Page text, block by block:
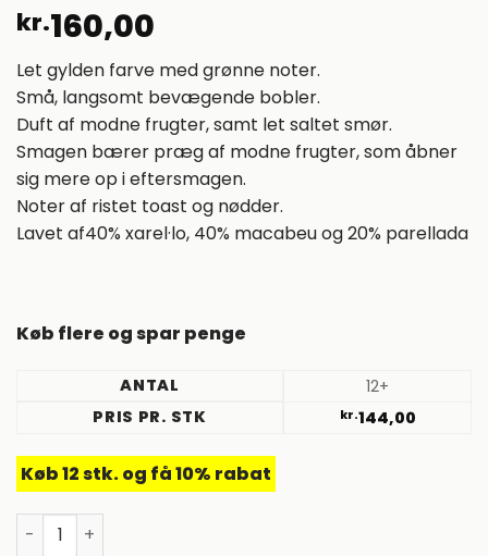
kr.160,00
Let gylden farve med grønne noter.
Små, langsomt bevægende bobler.
Duft af modne frugter, samt let saltet smør.
Smagen bærer præg af modne frugter, som åbner
sig mere op i eftersmagen.
Noter af ristet toast og nødder.
Lavet af40% xarel·lo, 40% macabeu og 20% parellada
Køb flere og spar penge
ANTAL
12+
PRIS PR. STK
kr.144,00
Køb 12 stk. og få 10% rabat
NV Anne Marie Semi-Sec, Castell d'Age. Penèdes.